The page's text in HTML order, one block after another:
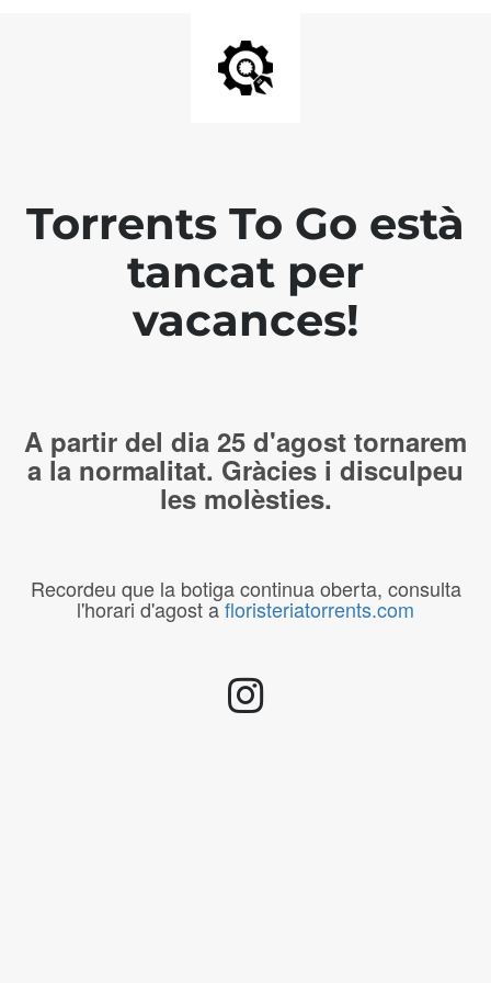
Torrents To Go està
tancat per
vacances!
A partir del dia 25 d'agost tornarem
a la normalitat. Gràcies i disculpeu
les molèsties.
Recordeu que la botiga continua oberta, consulta
l'horari d'agost afloristeriatorrents.com